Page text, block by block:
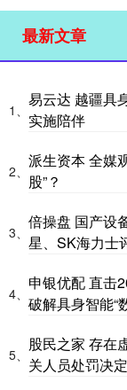
最新文章
1、
易云达 越疆具
实施陪伴
2、
派生资本 全媒
股”？
3、
倍操盘 国产设
星、SK海力士
4、
申银优配 直击
破解具身智能“
5、
股民之家 存在
关人员处罚决定